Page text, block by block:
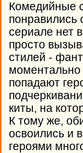
Комедийные
понравились
сериале нет
просто
стилей -
моментально
попадают
киты, на
К тому же,
освоились и
героями